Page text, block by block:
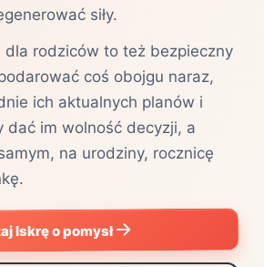
siły.
dla rodziców to też bezpieczny
coś obojgu naraz,
ich aktualnych planów i
dać im wolność decyzji, a
na urodziny, rocznicę
Iskrę o pomysł